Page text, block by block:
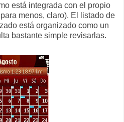
está integrada con el propio
menos, claro). El listado de
está organizado como un
bastante simple revisarlas.